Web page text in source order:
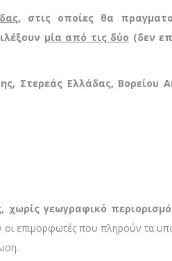
στις οποίες θα
μία από τις δύο (δεν
Στερεάς Ελλάδας, Βορείου
χωρίς γεωγραφικό
που πληρούν τα